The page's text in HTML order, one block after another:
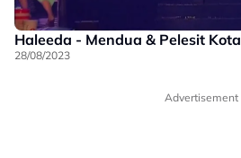
Haleeda - Mendua & Pelesit Kota
28/08/2023
Advertisement